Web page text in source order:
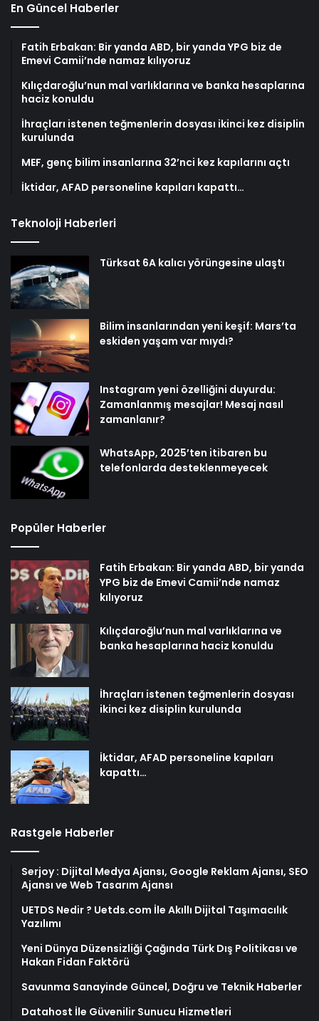
En Güncel Haberler
Fatih Erbakan: Bir yanda ABD, bir yanda YPG biz de
Emevi Camii’nde namaz kılıyoruz
Kılıçdaroğlu’nun mal varlıklarına ve banka hesaplarına
haciz konuldu
İhraçları istenen teğmenlerin dosyası ikinci kez disiplin
kurulunda
MEF, genç bilim insanlarına 32’nci kez kapılarını açtı
İktidar, AFAD personeline kapıları kapattı…
Teknoloji Haberleri
Türksat 6A kalıcı yörüngesine ulaştı
Bilim insanlarından yeni keşif: Mars’ta
eskiden yaşam var mıydı?
Instagram yeni özelliğini duyurdu:
Zamanlanmış mesajlar! Mesaj nasıl
zamanlanır?
WhatsApp, 2025’ten itibaren bu
telefonlarda desteklenmeyecek
Popüler Haberler
Fatih Erbakan: Bir yanda ABD, bir yanda
YPG biz de Emevi Camii’nde namaz
kılıyoruz
Kılıçdaroğlu’nun mal varlıklarına ve
banka hesaplarına haciz konuldu
İhraçları istenen teğmenlerin dosyası
ikinci kez disiplin kurulunda
İktidar, AFAD personeline kapıları
kapattı…
Rastgele Haberler
Serjoy : Dijital Medya Ajansı, Google Reklam Ajansı, SEO
Ajansı ve Web Tasarım Ajansı
UETDS Nedir ? Uetds.com İle Akıllı Dijital Taşımacılık
Yazılımı
Yeni Dünya Düzensizliği Çağında Türk Dış Politikası ve
Hakan Fidan Faktörü
Savunma Sanayinde Güncel, Doğru ve Teknik Haberler
Datahost İle Güvenilir Sunucu Hizmetleri